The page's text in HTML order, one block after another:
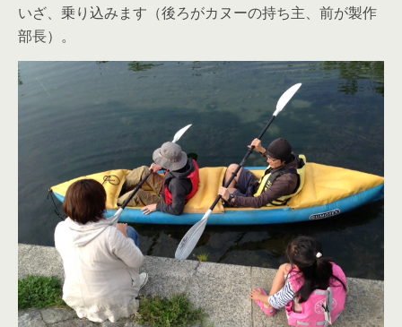
いざ、乗り込みます（後ろがカヌーの持ち主、前が製作
部長）。